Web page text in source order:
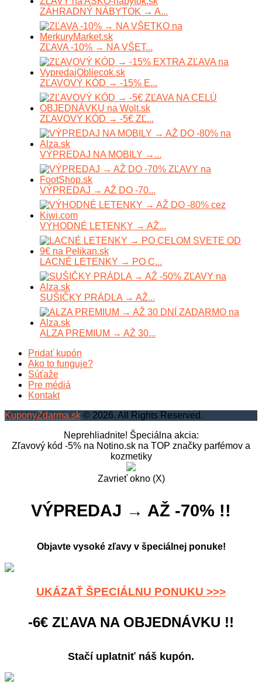
ZÁHRADNÝ NÁBYTOK → A...
ZĽAVA -10% → NA VŠET...
ZĽAVOVÝ KÓD → -15% E...
ZĽAVOVÝ KÓD → -5€ ZĽ...
VÝPREDAJ NA MOBILY →...
VÝPREDAJ → AŽ DO -70...
VÝHODNÉ LETENKY → AŽ...
LACNÉ LETENKY → PO C...
SUŠIČKY PRÁDLA → AŽ...
ALZA PREMIUM → AŽ 30...
Pridať kupón
Ako to funguje?
Súťaže
Pre médiá
Kontakt
KuponyZdarma.sk © 2026. All Rights Reserved.
Neprehliadnite! Špeciálna akcia:
Zľavový kód -5% na Notino.sk na TOP značky parfémov a
kozmetiky
Zavrieť okno (X)
VÝPREDAJ → AŽ -70% !!
Objavte vysoké zľavy v špeciálnej ponuke!
UKÁZAŤ ŠPECIÁLNU PONUKU >>>
-6€ ZĽAVA NA OBJEDNÁVKU !!
Stačí uplatniť náš kupón.